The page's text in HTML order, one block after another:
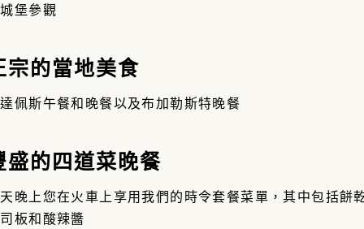
堡參觀
宗的當地美食
佩斯午餐和晚餐以及布加勒斯特晚餐
盛的四道菜晚餐
晚上您在火車上享用我們的時令套餐菜單，其中包括餅
板和酸辣醬